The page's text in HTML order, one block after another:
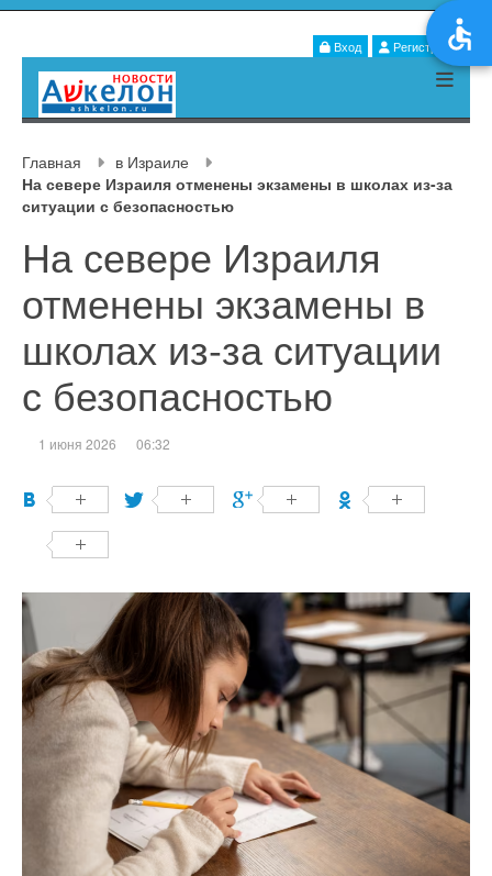
Вход Регистрация
Главная
в Израиле
На севере Израиля отменены экзамены в школах из-за
ситуации с безопасностью
На севере Израиля
отменены экзамены в
школах из-за ситуации
с безопасностью
1 июня 2026 06:32